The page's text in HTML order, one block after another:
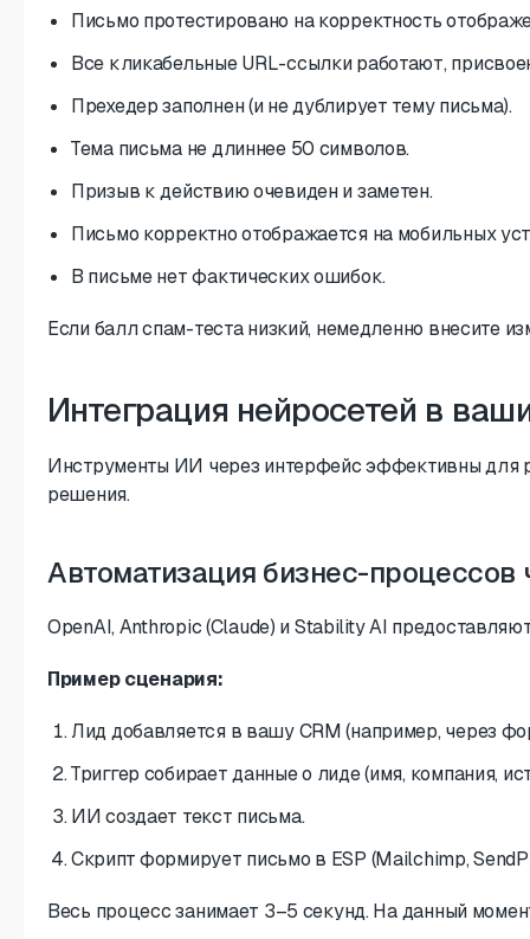
Письмо протестировано на корректность
Все кликабельные URL-ссылки работают,
Прехедер заполнен (и не дублирует тему письма).
Тема письма не длиннее 50 символов.
Призыв к действию очевиден и заметен.
Письмо корректно отображается на мобильных
В письме нет фактических ошибок.
Если балл спам-теста низкий, немедленно внесите
Интеграция нейросетей в
Инструменты ИИ через интерфейс эффективны для
решения.
Автоматизация бизнес-процессов
OpenAI, Anthropic (Claude) и Stability AI
Пример сценария:
Лид добавляется в вашу CRM (например, через
Триггер собирает данные о лиде (имя, компания,
ИИ создает текст письма.
Скрипт формирует письмо в ESP (Mailchimp,
Весь процесс занимает 3–5 секунд. На данный